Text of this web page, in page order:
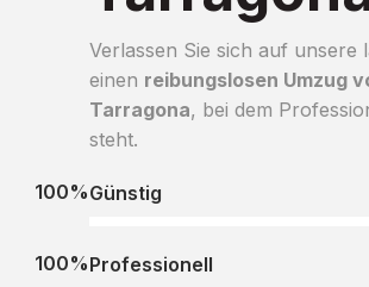
Verlassen Sie sich auf
einen reibungslosen Umzug
Tarragona, bei dem
steht.
Günstig
100%
Professionell
100%